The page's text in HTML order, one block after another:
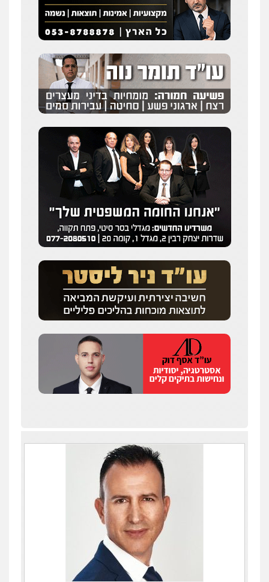
0505417090
שני אלגרבלי – משרד עורכי דין
פלילי עורכי דין לענייני אסירים
0507120031
עו"ד אייל אביטל
פשיעה חמורה מעצרים וחקירות